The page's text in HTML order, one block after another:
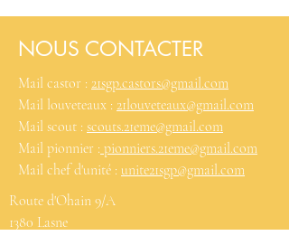
NOUS CONTACTER
Mail castor : 21sgp.castors@gmail.com
Mail louveteaux : 21louveteaux@gmail.com
Mail scout : scouts.21eme@gmail.com
Mail pionnier : pionniers.21eme@gmail.com
Mail chef d'unité : unite21sgp@gmail.com
Route d'Ohain 9/A
1380 Lasne